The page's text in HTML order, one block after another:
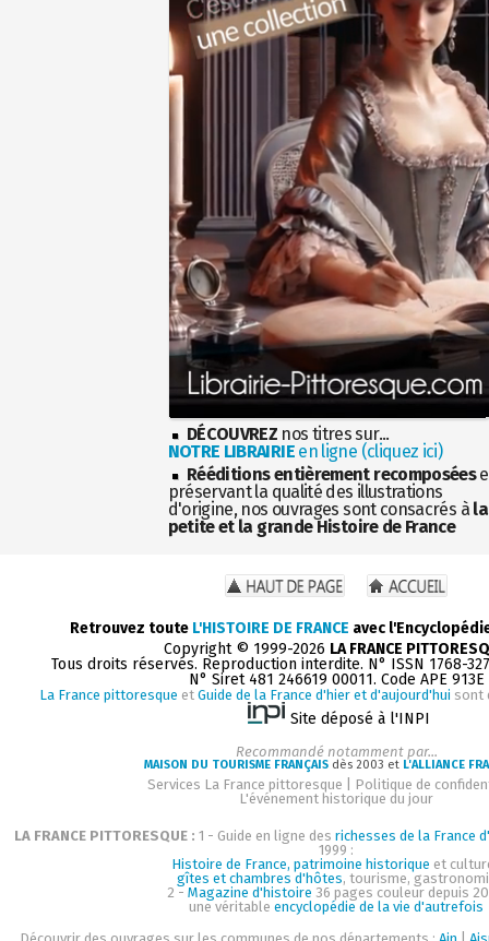
DÉCOUVREZ nos titres sur...
NOTRE LIBRAIRIEen ligne (cliquez ici)
Rééditions entièrement recomposées
préservant la qualité des illustrations
d'origine, nos ouvrages sont consacrés à la
petite et la grande Histoire de France
Retrouvez toute L'HISTOIRE DE FRANCE avec
Copyright © 1999-2026 LA FRANCE
Tous droits réservés. Reproduction interdite. N° ISSN 1768-
N° Siret 481 246619 00011. Code APE 913E
La France pittoresque et Guide de la France d'hier et d'aujourd'hui sont
Site déposé à l'INPI
Recommandé notamment par...
MAISON DU TOURISME FRANÇAISdès 2003 et L'ALLIANCE
Services La France pittoresque
Politique de
L'événement historique du jour
LA FRANCE PITTORESQUE : 1 - Guide en ligne des richesses de la France
1999 :
Histoire de France, patrimoine historique et
gîtes et chambres d'hôtes, tourisme,
2 - Magazine d'histoire 36 pages couleur depuis
une véritable encyclopédie de la vie d'autrefois